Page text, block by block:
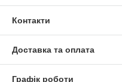
Контакти
Доставка та оплата
Графік роботи